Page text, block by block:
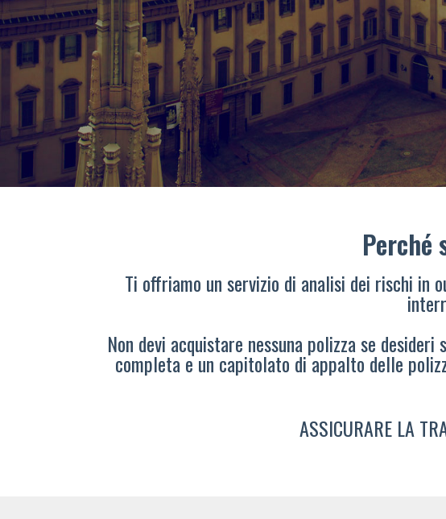
Perché
Ti offriamo un servizio di analisi dei rischi in
Non devi acquistare nessuna polizza se
completa e un capitolato di appalto delle
ASSICURARE LA